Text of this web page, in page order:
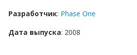
Разработчик: Phase One
Дата выпуска: 2008